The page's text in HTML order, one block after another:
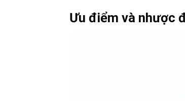
Ưu điểm và nhược